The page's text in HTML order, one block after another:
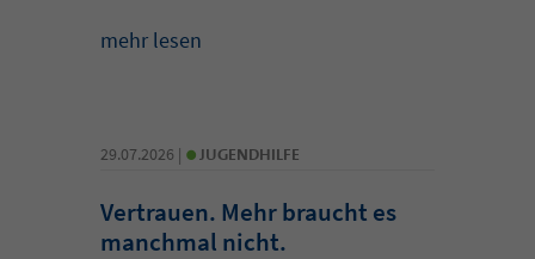
mehr lesen
29.07.2026 | • JUGENDHILFE
Vertrauen. Mehr braucht es
manchmal nicht.